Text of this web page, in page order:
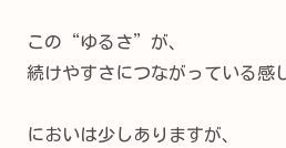
この“ゆるさ”が、
続けやすさにつながっている感
においは少しありますが、